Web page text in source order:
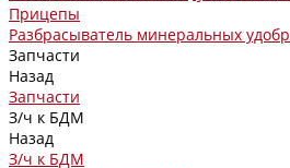
Прицепы
Разбрасыватель минеральных
Запчасти
Назад
Запчасти
З/ч к БДМ
Назад
З/ч к БДМ